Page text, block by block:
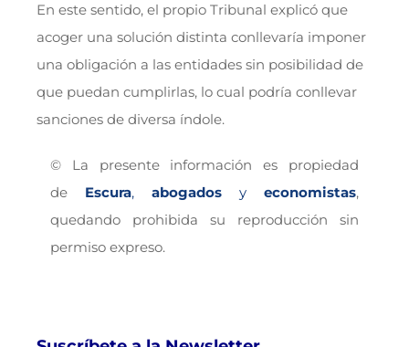
En este sentido, el propio Tribunal explicó que
acoger una solución distinta conllevaría imponer
una obligación a las entidades sin posibilidad de
que puedan cumplirlas, lo cual podría conllevar
sanciones de diversa índole.
© La presente información es propiedad
de Escura,abogados yeconomistas,
quedando prohibida su reproducción sin
permiso expreso.